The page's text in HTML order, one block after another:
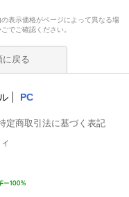
表示価格がページによって異なる場
でご確認ください。
に戻る
PC
定商取引法に基づく表記